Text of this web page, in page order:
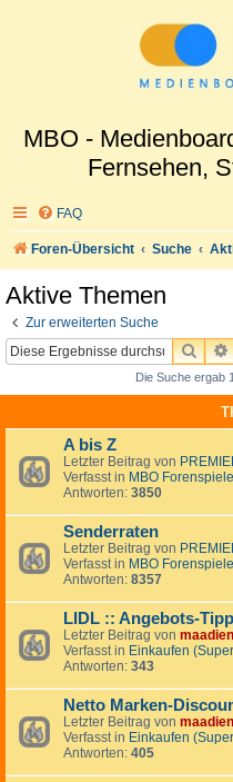
MBO -
Fernsehen,
FAQ
Foren-Übersicht Suche
Aktive Themen
Zur erweiterten Suche
Die Suche ergab
A bis Z
Letzter Beitrag von
Verfasst in MBO Forenspiele
Antworten: 3850
Senderraten
Letzter Beitrag von
Verfasst in MBO Forenspiele
Antworten: 8357
LIDL :: Angebots-
Letzter Beitrag von maadien
Verfasst in Einkaufen
Antworten: 343
Netto Marken-
Letzter Beitrag von maadien
Verfasst in Einkaufen
Antworten: 405